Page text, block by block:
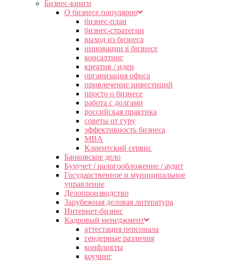
Бизнес-книги
О бизнесе популярно
бизнес-план
бизнес-стратегии
выход из бизнеса
инновации в бизнесе
консалтинг
креатив / идеи
организация офиса
привлечение инвестиций
просто о бизнесе
работа с долгами
российская практика
советы от гуру
эффективность бизнеса
MBA
Клиентский сервис
Банковское дело
Бухучет / налогообложение / аудит
Государственное и муниципальное
управление
Делопроизводство
Зарубежная деловая литература
Интернет-бизнес
Кадровый менеджмент
аттестация персонала
гендерные различия
конфликты
коучинг